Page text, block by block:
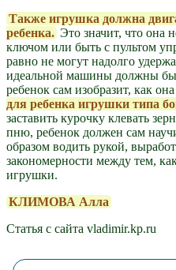
Также игрушка должна
ребенка. Это значит, что она
ключом или быть с пультом
равно не могут надолго
идеальной машины должны
ребенок сам изобразит, как
для ребенка игрушки типа
заставить курочку клевать
пню, ребенок должен сам
образом водить рукой,
закономерности между тем,
игрушки.
КЛИМОВА Алла
Статья с сайта vladimir.kp.ru